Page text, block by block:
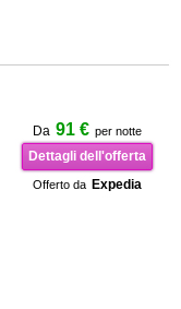
Da 91 € per notte
Dettagli dell'offerta
Offerto da Expedia